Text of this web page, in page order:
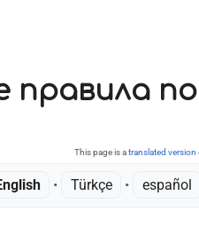
правила
This page is atranslated version
• ‎ Türkçe • ‎ español